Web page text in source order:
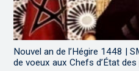
Nouvel an de l’Hégire 1448 |
de voeux aux Chefs d’État